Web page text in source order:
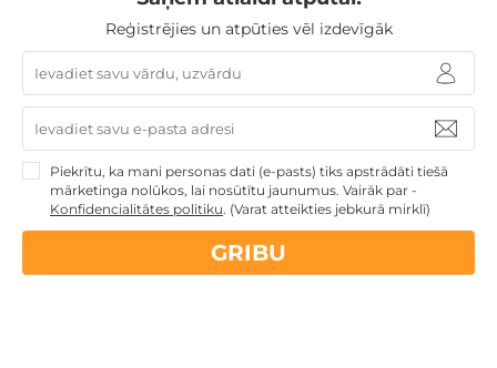
Nekādasapkalpošanas un administrācijas maksas
14 dienunaudas atmaksas garantija
Kvalitatīva klientu apkalpošana
Reģistrējies un atpūties vēl izdevīgāk
Piekrītu, ka mani personas dati (e-pasts) tiks apstrādāti tiešā
mārketinga nolūkos, lai nosūtītu jaunumus. Vairāk par -
Konfidencialitātes politiku. (Varat atteikties jebkurā mirklī)
GRIBU